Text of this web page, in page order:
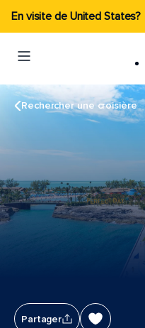
En visite de United States?
Rechercher une croisière
Partager